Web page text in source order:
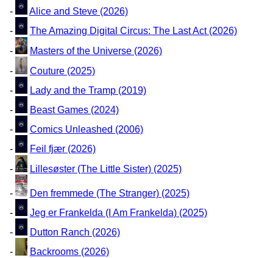
-
Alice and Steve (2026)
-
The Amazing Digital Circus: The Last Act (2026)
-
Masters of the Universe (2026)
-
Couture (2025)
-
Lady and the Tramp (2019)
-
Beast Games (2024)
-
Comics Unleashed (2006)
-
Feil fjær (2026)
-
Lillesøster (The Little Sister) (2025)
-
Den fremmede (The Stranger) (2025)
-
Jeg er Frankelda (I Am Frankelda) (2025)
-
Dutton Ranch (2026)
-
Backrooms (2026)